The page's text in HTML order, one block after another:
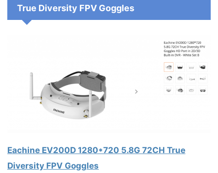
True Diversity FPV Goggles
Eachine EV200D 1280*720 5.8G 72CH True
Diversity FPV Goggles